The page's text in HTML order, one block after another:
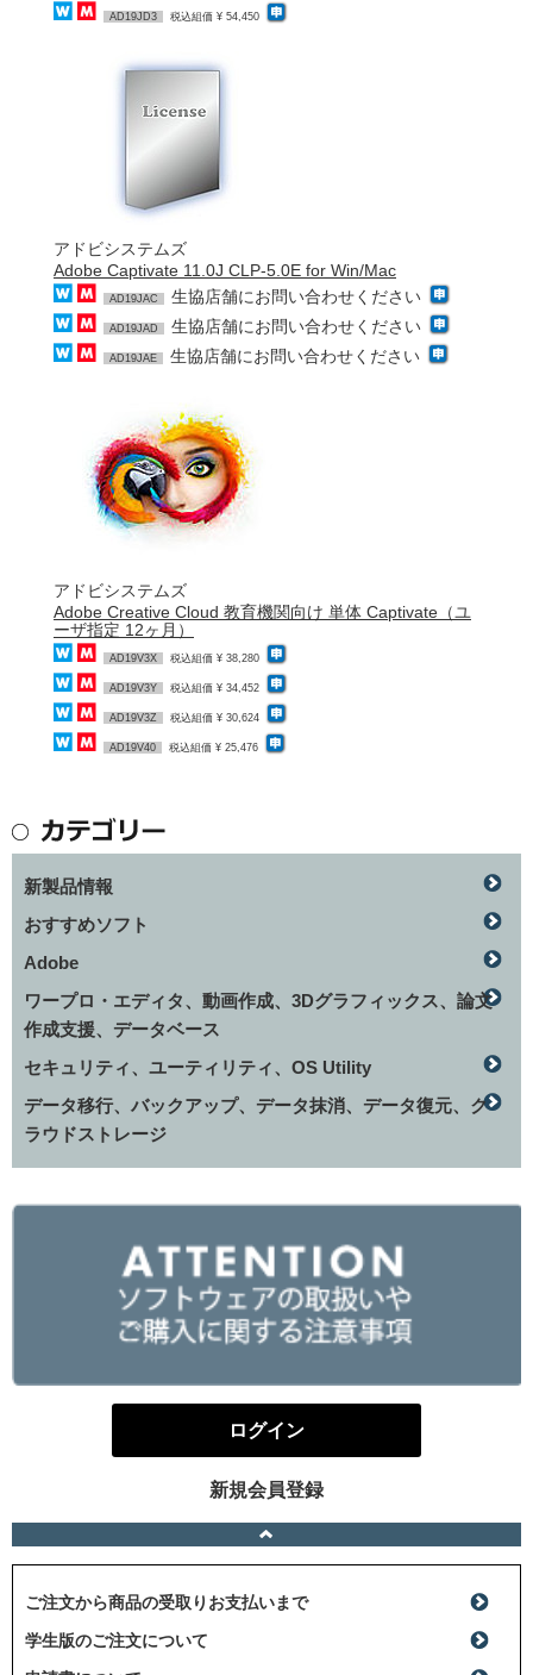
AD19JD3 税込組価 ¥ 54,450
アドビシステムズ
Adobe Captivate 11.0J CLP-5.0E for Win/Mac
AD19JAC 生協店舗にお問い合わせください
AD19JAD 生協店舗にお問い合わせください
AD19JAE 生協店舗にお問い合わせください
アドビシステムズ
Adobe Creative Cloud 教育機関向け 単体 Captivate（ユ
ーザ指定 12ヶ月）
AD19V3X 税込組価 ¥ 38,280
AD19V3Y 税込組価 ¥ 34,452
AD19V3Z 税込組価 ¥ 30,624
AD19V40 税込組価 ¥ 25,476
新製品情報
おすすめソフト
Adobe
ワープロ・エディタ、動画作成、3Dグラフィックス、論文
作成支援、データベース
セキュリティ、ユーティリティ、OS Utility
データ移行、バックアップ、データ抹消、データ復元、ク
ラウドストレージ
ログイン
新規会員登録
ご注文から商品の受取りお支払いまで
学生版のご注文について